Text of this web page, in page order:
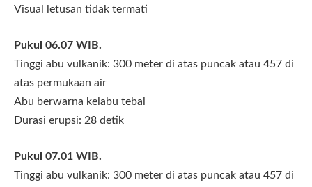
Visual letusan tidak termati
Pukul 06.07 WIB.
Tinggi abu vulkanik: 300 meter di atas puncak atau 457 di
atas permukaan air
Abu berwarna kelabu tebal
Durasi erupsi: 28 detik
Pukul 07.01 WIB.
Tinggi abu vulkanik: 300 meter di atas puncak atau 457 di